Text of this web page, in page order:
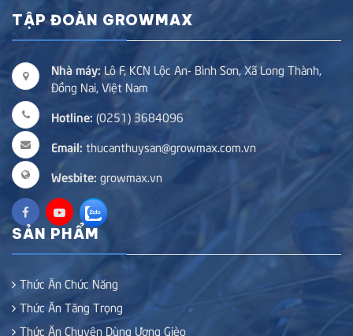
TẬP ĐOÀN GROWMAX
Nhà máy: Lô F, KCN Lộc An- Bình Sơn, Xã Long Thành,
Đồng Nai, Việt Nam
Hotline: (0251) 3684096
Email: thucanthuysan@growmax.com.vn
Wesbite: growmax.vn
SẢN PHẨM
Thức Ăn Chức Năng
Thức Ăn Tăng Trọng
Thức Ăn Chuyên Dùng Ương Gièo